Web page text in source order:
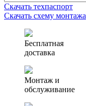
товара
Септик
канализация)
Скачать техпаспорт
Скачать схему монтажа
Бесплатная
доставка
Монтаж и
обслуживание